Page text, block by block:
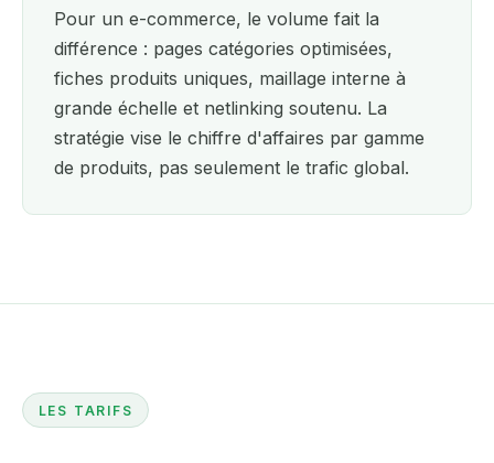
Pour un e-commerce, le volume fait la
différence : pages catégories optimisées,
fiches produits uniques, maillage interne à
grande échelle et netlinking soutenu. La
stratégie vise le chiffre d'affaires par gamme
de produits, pas seulement le trafic global.
LES TARIFS